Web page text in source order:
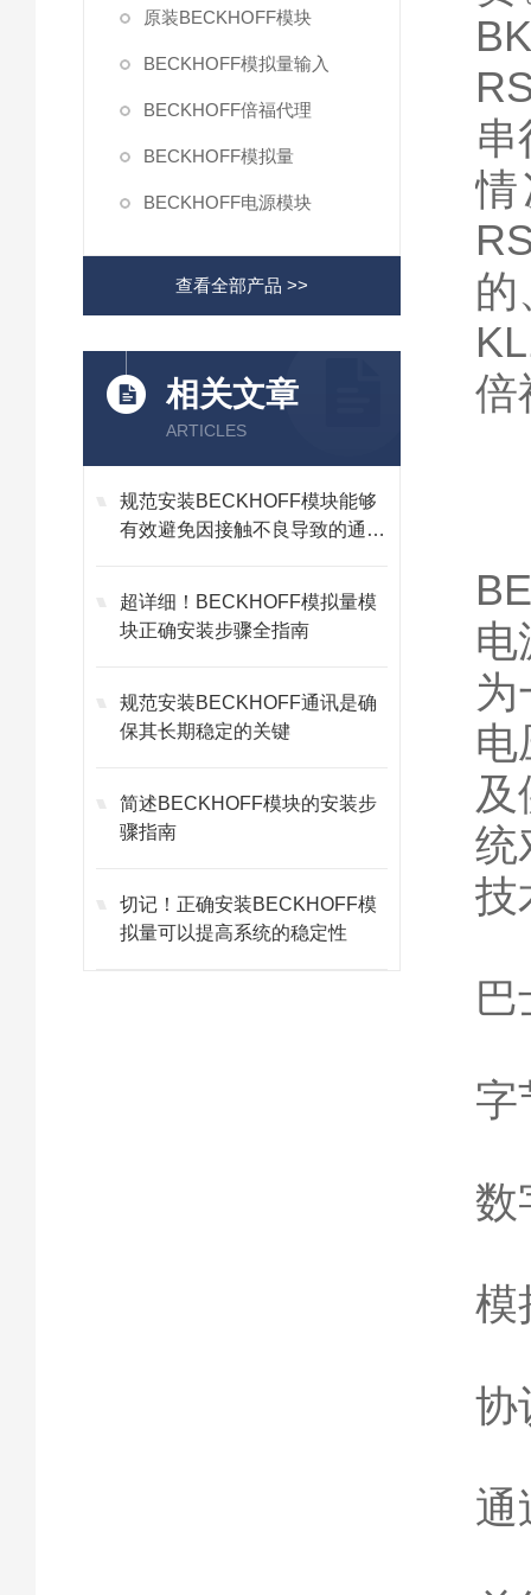
原装BECKHOFF模块
BECKHOFF模拟量输入
BECKHOFF倍福代理
BECKHOFF模拟量
BECKHOFF电源模块
查看全部产品 >>
相关文章
ARTICLES
规范安装BECKHOFF模块能够
有效避免因接触不良导致的通讯
超详细！BECKHOFF模拟量模
块正确安装步骤全指南
规范安装BECKHOFF通讯是确
保其长期稳定的关键
简述BECKHOFF模块的安装步
骤指南
切记！正确安装BECKHOFF模
拟量可以提高系统的稳定性
的
倍
电
电
统
技
巴
字
数
模
协
通